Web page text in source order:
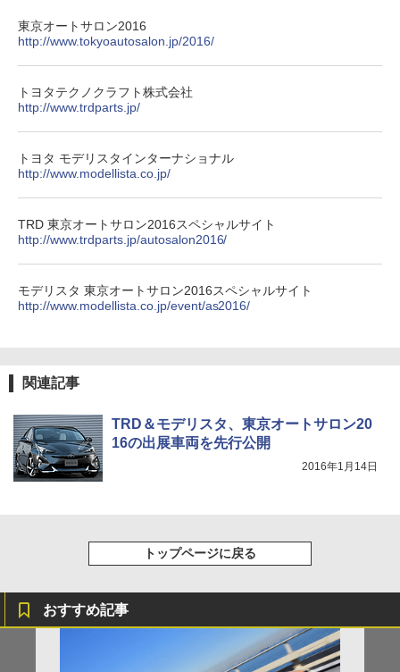
東京オートサロン2016
http://www.tokyoautosalon.jp/2016/
トヨタテクノクラフト株式会社
http://www.trdparts.jp/
トヨタ モデリスタインターナショナル
http://www.modellista.co.jp/
TRD 東京オートサロン2016スペシャルサイト
http://www.trdparts.jp/autosalon2016/
モデリスタ 東京オートサロン2016スペシャルサイト
http://www.modellista.co.jp/event/as2016/
関連記事
TRD＆モデリスタ、東京オートサロン20
16の出展車両を先行公開
2016年1月14日
トップページに戻る
おすすめ記事